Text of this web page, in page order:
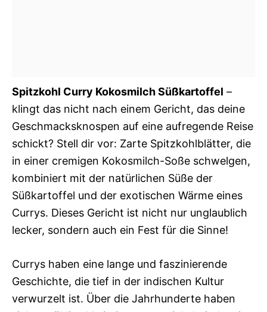
Spitzkohl Curry Kokosmilch Süßkartoffel –
klingt das nicht nach einem Gericht, das deine
Geschmacksknospen auf eine aufregende Reise
schickt? Stell dir vor: Zarte Spitzkohlblätter, die
in einer cremigen Kokosmilch-Soße schwelgen,
kombiniert mit der natürlichen Süße der
Süßkartoffel und der exotischen Wärme eines
Currys. Dieses Gericht ist nicht nur unglaublich
lecker, sondern auch ein Fest für die Sinne!
Currys haben eine lange und faszinierende
Geschichte, die tief in der indischen Kultur
verwurzelt ist. Über die Jahrhunderte haben